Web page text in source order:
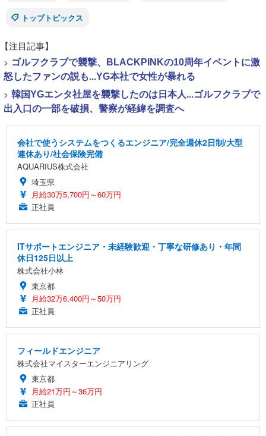
トップトピックス
【注目記事】
> ゴルフクラブで襲撃、BLACKPINKの10周年イベントに激
怒したファンの説も...YG本社で女性が暴れる
> 韓国YGエンタ社屋を襲撃したのは日本人...ゴルフクラブで
出入口の一部を破損、警察が経緯を調査へ
会社で使うシステムをつくるエンジニア/完全週休2日制/大型
連休あり/社会保険完備
AQUARIUS株式会社
埼玉県
月給30万5,700円～60万円
正社員
ITサポートエンジニア・未経験歓迎・丁寧な研修あり・年間
休日125日以上
株式会社小林
東京都
月給32万6,400円～50万円
正社員
フィールドエンジニア
株式会社マイスターエンジニアリング
東京都
月給21万円～36万円
正社員